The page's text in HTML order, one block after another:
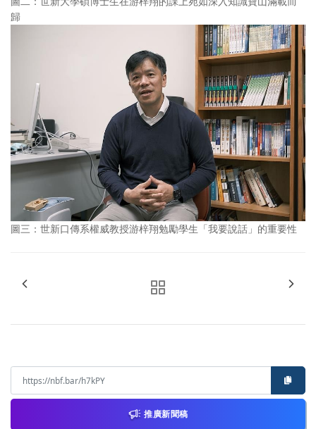
歸
圖三：世新口傳系權威教授游梓翔勉勵學生「我要說話」的重要性
推廣新聞稿